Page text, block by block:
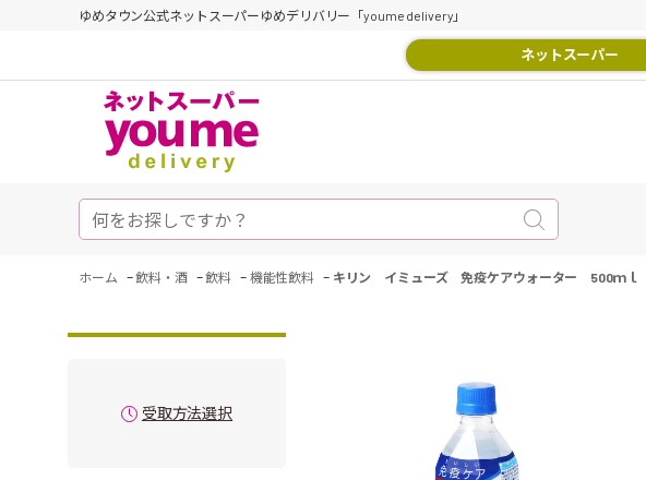
ゆめタウン公式ネットスーパーゆめデリバリー「youme delivery」
ネットスーパー
ホーム -飲料・酒 -飲料 - 機能性飲料 - キリン イミューズ 免疫ケアウォーター 500ｍｌ
受取方法選択